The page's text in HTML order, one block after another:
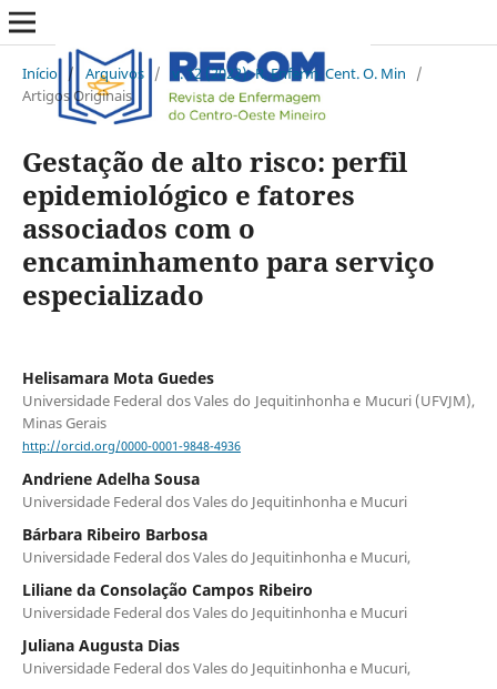
Início / Arquivos / v. 12 (2022): R. Enferm. Cent. O. Min
/
Artigos Originais
Gestação de alto risco: perfil
epidemiológico e fatores
associados com o
encaminhamento para serviço
especializado
Helisamara Mota Guedes
Universidade Federal dos Vales do Jequitinhonha e Mucuri (UFVJM),
Minas Gerais
http://orcid.org/0000-0001-9848-4936
Andriene Adelha Sousa
Universidade Federal dos Vales do Jequitinhonha e Mucuri
Bárbara Ribeiro Barbosa
Universidade Federal dos Vales do Jequitinhonha e Mucuri,
Liliane da Consolação Campos Ribeiro
Universidade Federal dos Vales do Jequitinhonha e Mucuri
Juliana Augusta Dias
Universidade Federal dos Vales do Jequitinhonha e Mucuri,